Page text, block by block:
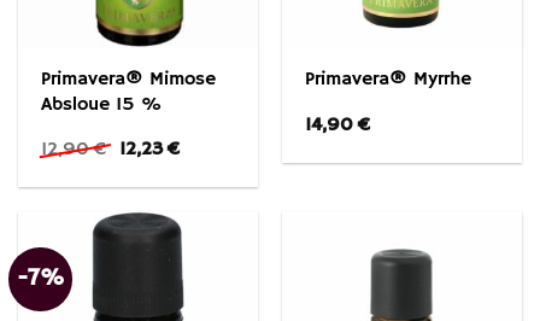
Primavera® Mimose
Absloue 15 %
12,90€ Ursprünglicher
war:
12,90 €
12,23€
ist:
Primavera® Myrrhe
14,90€
-7%